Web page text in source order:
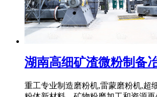
湖南高细矿渣微粉制备
重工专业制造磨粉机,雷蒙磨粉机,超